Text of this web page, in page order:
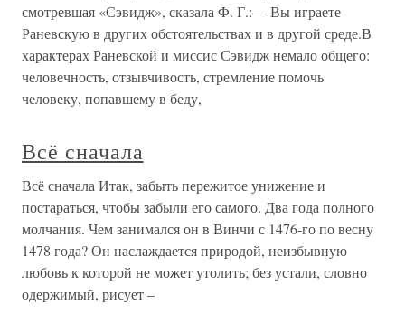
смотревшая «Сэвидж», сказала Ф. Г.:— Вы играете
Раневскую в других обстоятельствах и в другой среде.В
характерах Раневской и миссис Сэвидж немало общего:
человечность, отзывчивость, стремление помочь
человеку, попавшему в беду,
Всё сначала
Всё сначала Итак, забыть пережитое унижение и
постараться, чтобы забыли его самого. Два года полного
молчания. Чем занимался он в Винчи с 1476-го по весну
1478 года? Он наслаждается природой, неизбывную
любовь к которой не может утолить; без устали, словно
одержимый, рисует –